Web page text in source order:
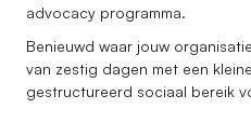
advocacy programma.
Benieuwd waar jouw
van zestig dagen met een
gestructureerd sociaal bereik